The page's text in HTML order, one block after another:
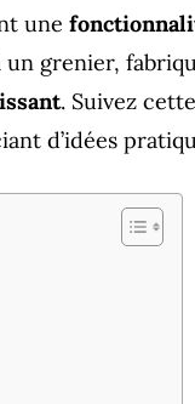
une
grenier,
. Suivez
d’idées